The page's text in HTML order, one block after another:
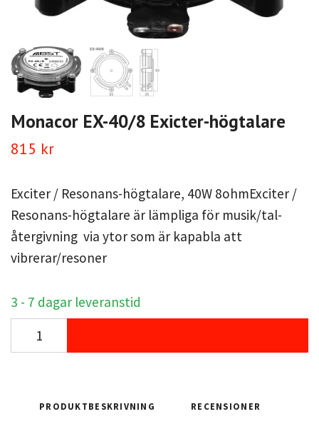
Monacor EX-40/8 Exicter-högtalare
815 kr
Exciter / Resonans-högtalare, 40W 8ohmExciter /
Resonans-högtalare är lämpliga för musik/tal-
återgivning via ytor som är kapabla att
vibrerar/resoner
3 - 7 dagar leveranstid
PRODUKTBESKRIVNING RECENSIONER